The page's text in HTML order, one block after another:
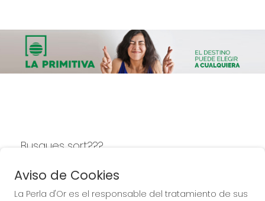
Busques sort???
LA PERLA D'OR
Aviso de Cookies
La Perla d'Or es el responsable del tratamiento de sus